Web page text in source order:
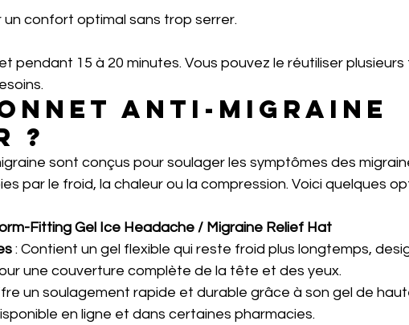
un confort optimal sans trop serrer.
pendant 15 à 20 minutes. Vous pouvez le réutiliser plusieurs
Anti-migraine
?
sont conçus pour soulager les symptômes des
par le froid, la chaleur ou la compression. Voici quelques
Fitting Gel Ice Headache / Migraine Relief Hat
: Contient un gel flexible qui reste froid plus longtemps,
une couverture complète de la tête et des yeux.
un soulagement rapide et durable grâce à son gel de
en ligne et dans certaines pharmacies.